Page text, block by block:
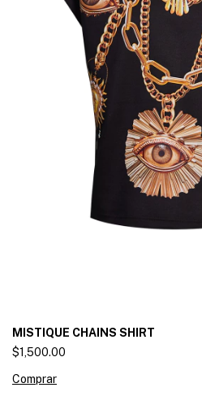
MISTIQUE CHAINS SHIRT
$1,500.00
Comprar